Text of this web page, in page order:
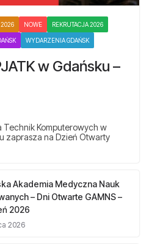
NOWE REKRUTACJA 2026
WYDARZENIA GDAŃSK
w Gdańsku –
Technik Komputerowych w
zaprasza na Dzień Otwarty
Akademia Medyczna Nauk
– Dni Otwarte GAMNS –
2026
2026